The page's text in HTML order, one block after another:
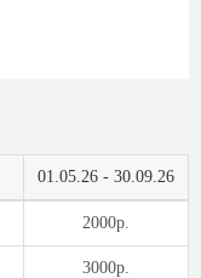
01.05.26 - 30.09.26
2000р.
3000р.